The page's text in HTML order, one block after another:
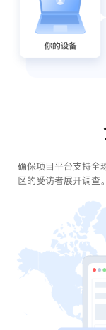
确保项目平台支持全
区的受访者展开调查。